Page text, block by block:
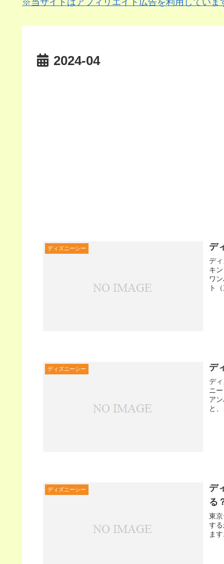
2024-04
ディズニーシー デ
デ
キ
ワ
ト
ディズニーシー デ
デ
ニ
ア
と
ディズニーシー
デ
る
東
す
ま